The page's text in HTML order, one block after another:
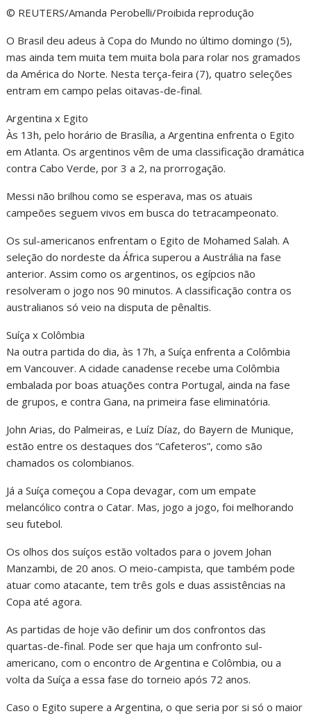
© REUTERS/Amanda Perobelli/Proibida reprodução
O Brasil deu adeus à Copa do Mundo no último domingo (5),
mas ainda tem muita tem muita bola para rolar nos gramados
da América do Norte. Nesta terça-feira (7), quatro seleções
entram em campo pelas oitavas-de-final.
Argentina x Egito
Às 13h, pelo horário de Brasília, a Argentina enfrenta o Egito
em Atlanta. Os argentinos vêm de uma classificação dramática
contra Cabo Verde, por 3 a 2, na prorrogação.
Messi não brilhou como se esperava, mas os atuais
campeões seguem vivos em busca do tetracampeonato.
Os sul-americanos enfrentam o Egito de Mohamed Salah. A
seleção do nordeste da África superou a Austrália na fase
anterior. Assim como os argentinos, os egípcios não
resolveram o jogo nos 90 minutos. A classificação contra os
australianos só veio na disputa de pênaltis.
Suíça x Colômbia
Na outra partida do dia, às 17h, a Suíça enfrenta a Colômbia
em Vancouver. A cidade canadense recebe uma Colômbia
embalada por boas atuações contra Portugal, ainda na fase
de grupos, e contra Gana, na primeira fase eliminatória.
John Arias, do Palmeiras, e Luíz Díaz, do Bayern de Munique,
estão entre os destaques dos “Cafeteros”, como são
chamados os colombianos.
Já a Suíça começou a Copa devagar, com um empate
melancólico contra o Catar. Mas, jogo a jogo, foi melhorando
seu futebol.
Os olhos dos suíços estão voltados para o jovem Johan
Manzambi, de 20 anos. O meio-campista, que também pode
atuar como atacante, tem três gols e duas assistências na
Copa até agora.
As partidas de hoje vão definir um dos confrontos das
quartas-de-final. Pode ser que haja um confronto sul-
americano, com o encontro de Argentina e Colômbia, ou a
volta da Suíça a essa fase do torneio após 72 anos.
Caso o Egito supere a Argentina, o que seria por si só o maior